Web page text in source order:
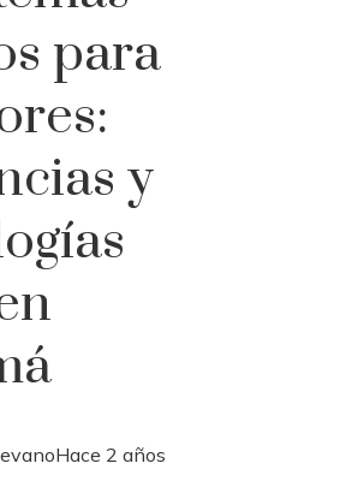
para
y
Hace 2 años